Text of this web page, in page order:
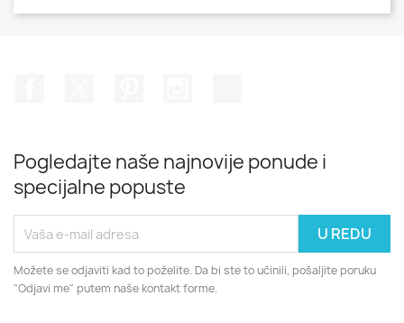
Pogledajte naše najnovije ponude i
specijalne popuste
Možete se odjaviti kad to poželite. Da bi ste to učinili, pošaljite poruku
"Odjavi me" putem naše kontakt forme.